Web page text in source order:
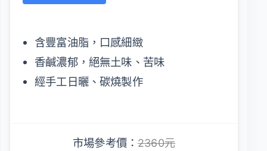
含豐富油脂，口感細緻
香鹹濃郁，絕無土味、苦味
經手工日曬、碳燒製作
市場參考價：2360元